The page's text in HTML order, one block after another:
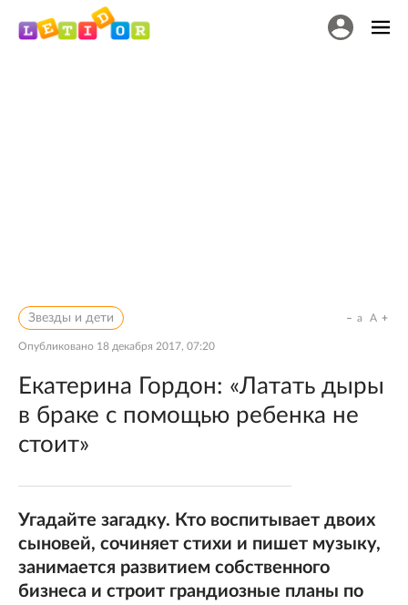
Звезды и дети
Опубликовано 18 декабря 2017, 07:20
a A
Екатерина Гордон: «Латать дыры
в браке с помощью ребенка не
стоит»
Угадайте загадку. Кто воспитывает двоих
сыновей, сочиняет стихи и пишет музыку,
занимается развитием собственного
бизнеса и строит грандиозные планы по